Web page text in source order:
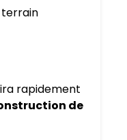
rapidement
de